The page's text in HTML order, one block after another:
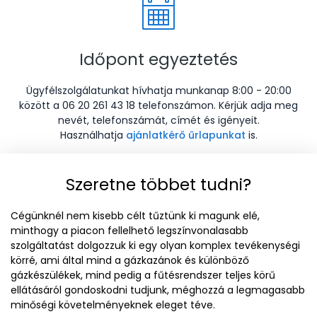
Időpont egyeztetés
Ügyfélszolgálatunkat hívhatja munkanap 8:00 - 20:00
között a 06 20 261 43 18 telefonszámon. Kérjük adja meg
nevét, telefonszámát, címét és igényeit.
Használhatja ajánlatkérő űrlapunkat is.
Szeretne többet tudni?
Cégünknél nem kisebb célt tűztünk ki magunk elé,
minthogy a piacon fellelhető legszínvonalasabb
szolgáltatást dolgozzuk ki egy olyan komplex tevékenységi
körré, ami által mind a gázkazánok és különböző
gázkészülékek, mind pedig a fűtésrendszer teljes körű
ellátásáról gondoskodni tudjunk, méghozzá a legmagasabb
minőségi követelményeknek eleget téve.